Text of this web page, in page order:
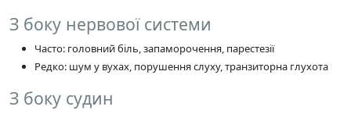
З боку нервової системи
Часто: головний біль, запаморочення, парестезії
Редко: шум у вухах, порушення слуху, транзиторна глухота
З боку судин